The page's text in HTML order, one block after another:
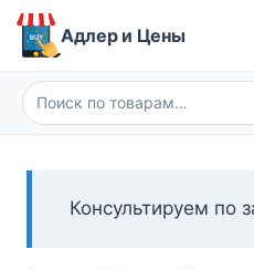
Перейти
Адлер и Цены
Искать:
Консультируем по